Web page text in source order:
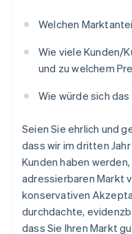
Welchen
Wie viele Kunden/
und zu welchem
Wie würde sich
Seien Sie ehrlich und
dass wir im dritten
Kunden haben
adressierbaren Markt
konservativen
durchdachte,
dass Sie Ihren Markt